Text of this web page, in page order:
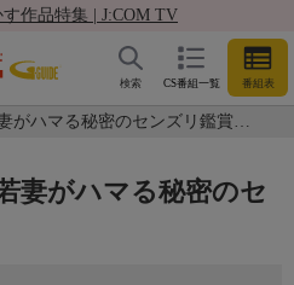
作品特集 | J:COM TV
CS番組一覧 番組表
検索
がハマる秘密のセンズリ鑑賞…
妻がハマる秘密のセ